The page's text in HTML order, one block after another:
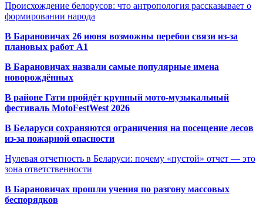
Происхождение белорусов: что антропология рассказывает о
формировании народа
В Барановичах 26 июня возможны перебои связи из-за
плановых работ A1
В Барановичах назвали самые популярные имена
новорождённых
В районе Гати пройдёт крупный мото-музыкальный
фестиваль MotoFestWest 2026
В Беларуси сохраняются ограничения на посещение лесов
из-за пожарной опасности
Нулевая отчетность в Беларуси: почему «пустой» отчет — это
зона ответственности
В Барановичах прошли учения по разгону массовых
беспорядков